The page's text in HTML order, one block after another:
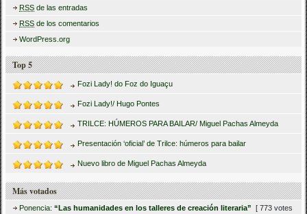
RSS de las entradas
RSS de los comentarios
WordPress.org
Top 5
Fozi Lady! do Foz do Iguaçu
Fozi Lady!/ Hugo Pontes
TRILCE: HÚMEROS PARA BAILAR/ Miguel Pachas Almeyda
Presentación ‘oficial’ de Trilce: húmeros para bailar
Nuevo libro de Miguel Pachas Almeyda
Más votados
Ponencia:“Las humanidades en los talleres de creación literaria”
[ 773 votes